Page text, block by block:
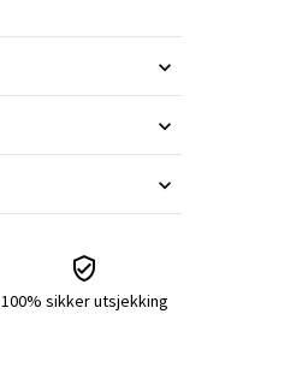
100% sikker utsjekking